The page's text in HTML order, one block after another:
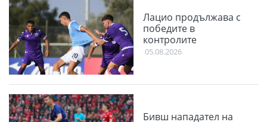
Лацио продължава с
победите в
контролите
05.08.2026
Бивш нападател на